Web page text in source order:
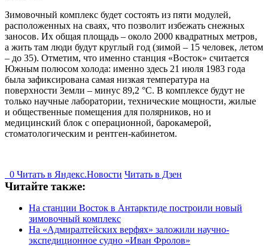
Зимовочный комплекс будет состоять из пяти модулей,
расположенных на сваях, что позволит избежать снежных
заносов. Их общая площадь – около 2000 квадратных метров,
а жить там люди будут круглый год (зимой – 15 человек, летом
– до 35). Отметим, что именно станция «Восток» считается
Южным полюсом холода: именно здесь 21 июля 1983 года
была зафиксирована самая низкая температура на
поверхности Земли – минус 89,2 °C. В комплексе будут не
только научные лаборатории, технические мощности, жилые
и общественные помещения для полярников, но и
медицинский блок с операционной, барокамерой,
стоматологическим и рентген-кабинетом.
0 Читать в Яндекс.Новости Читать в Дзен
Читайте также:
На станции Восток в Антарктиде построили новый
зимовочный комплекс
На «Адмиралтейских верфях» заложили научно-
экспедиционное судно «Иван Фролов»